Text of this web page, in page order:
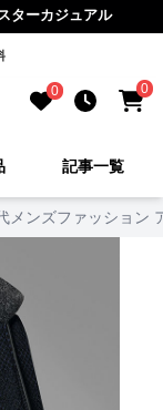
ターカジュアル
0 0
記事一覧
メンズファッション